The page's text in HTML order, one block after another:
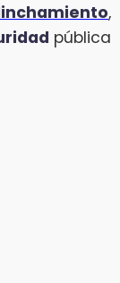
,
pública